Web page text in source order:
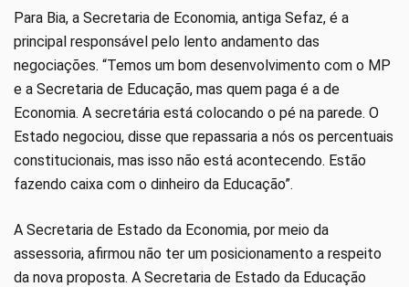
Para Bia, a Secretaria de Economia, antiga Sefaz, é a
principal responsável pelo lento andamento das
negociações. “Temos um bom desenvolvimento com o MP
e a Secretaria de Educação, mas quem paga é a de
Economia. A secretária está colocando o pé na parede. O
Estado negociou, disse que repassaria a nós os percentuais
constitucionais, mas isso não está acontecendo. Estão
fazendo caixa com o dinheiro da Educação”.
A Secretaria de Estado da Economia, por meio da
assessoria, afirmou não ter um posicionamento a respeito
da nova proposta. A Secretaria de Estado da Educação